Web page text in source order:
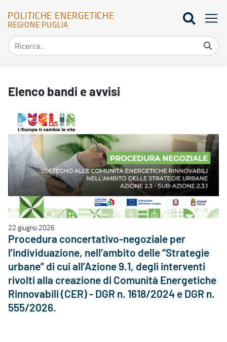
POLITICHE ENERGETICHE
REGIONE PUGLIA
Elenco bandi e avvisi
22 giugno 2026
Procedura concertativo-negoziale per
l’individuazione, nell’ambito delle “Strategie
urbane” di cui all’Azione 9.1, degli interventi
rivolti alla creazione di Comunità Energetiche
Rinnovabili (CER) - DGR n. 1618/2024 e DGR n.
555/2026.